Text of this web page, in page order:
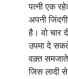
पत्नी एक
अपनी
है। वो चार
उपमा दे
वक़्त
जिस लादी